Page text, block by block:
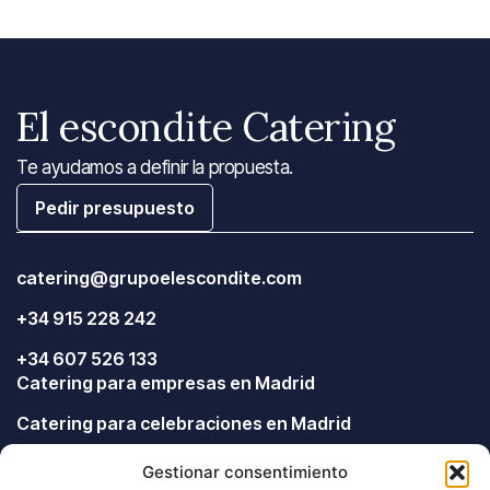
Gestionar consentimiento
El escondite Catering
Te ayudamos a definir la propuesta.
Pedir presupuesto
catering@grupoelescondite.com
+34 915 228 242
+34 607 526 133
Catering para empresas en Madrid
Catering para celebraciones en Madrid
Catering para eventos en Madrid